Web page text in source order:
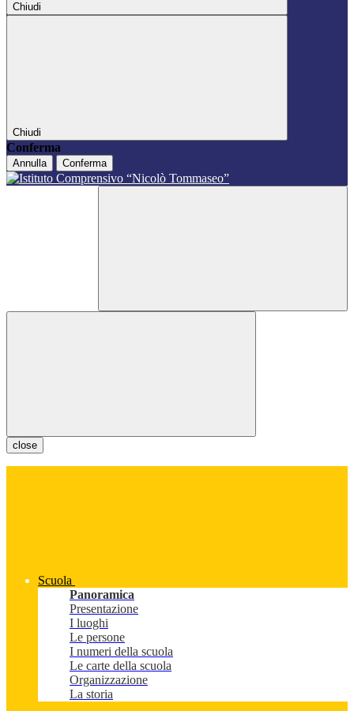
Chiudi
Chiudi
Conferma
Annulla Conferma
close
Scuola
Panoramica
Presentazione
I luoghi
Le persone
I numeri della scuola
Le carte della scuola
Organizzazione
La storia